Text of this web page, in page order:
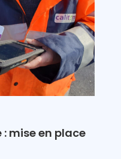
mise en place